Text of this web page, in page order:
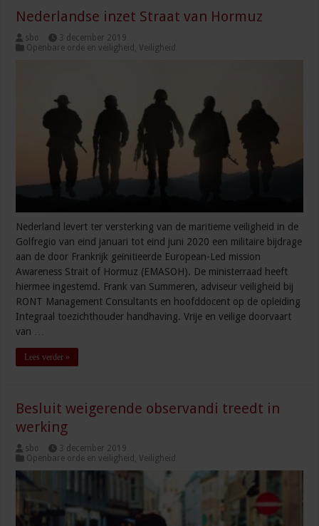
Nederlandse inzet Straat van Hormuz
sbo
3 december 2019
Openbare orde en veiligheid
,Veiligheid
Nederland levert ter versterking van de maritieme veiligheid in de
Golfregio van eind januari tot eind juni 2020 een militaire bijdrage
aan de door Frankrijk geïnitieerde European-Led mission
Awareness Strait of Hormuz (EMASOH). De ministerraad heeft
hiermee ingestemd. Frank van Summeren, adviseur veiligheid bij
RONT Management Consultants en hoofddocent op de opleiding
Integraal toezichthouder handhaving. Vrije en veilige doorvaart
van …
Lees verder »
Besluit weigerende observandi treedt in
werking
sbo
3 december 2019
Openbare orde en veiligheid ,Veiligheid